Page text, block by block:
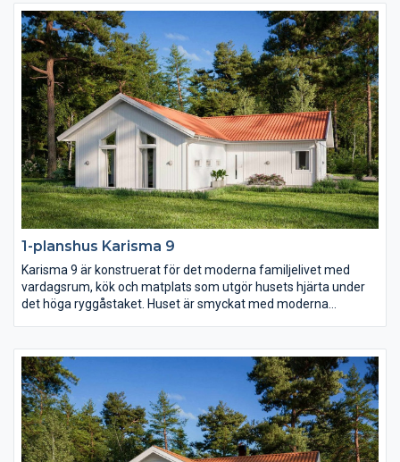
placerat mot trädgårdssidan. I husets vinkel placeras med
fördel en härlig uteplats i lä.
1-planshus Karisma 9
Karisma 9 är konstruerat för det moderna familjelivet med
vardagsrum, kök och matplats som utgör husets hjärta under
det höga ryggåstaket. Huset är smyckat med moderna